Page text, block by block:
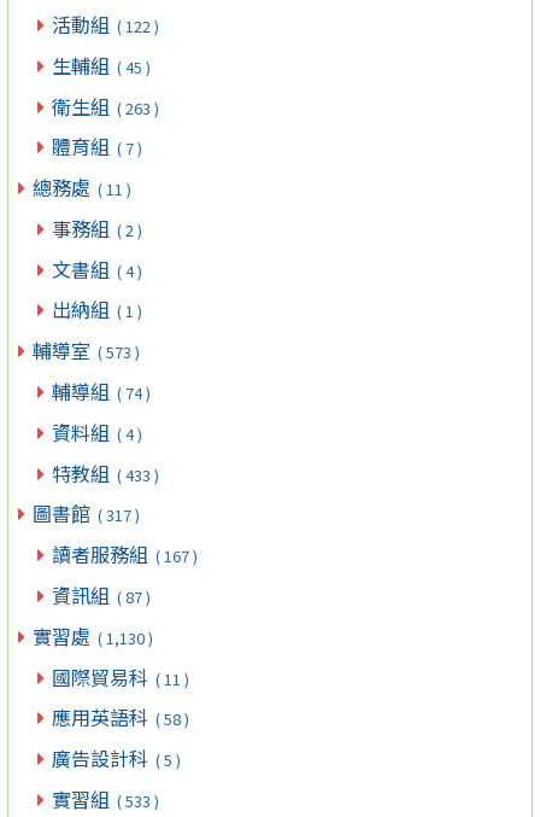
活動組 ( 122 )
生輔組 ( 45 )
衛生組 ( 263 )
體育組 ( 7 )
總務處 ( 11 )
事務組 ( 2 )
文書組 ( 4 )
出納組 ( 1 )
輔導室 ( 573 )
輔導組 ( 74 )
資料組 ( 4 )
特教組 ( 433 )
圖書館 ( 317 )
讀者服務組 ( 167 )
資訊組 ( 87 )
實習處 ( 1,130 )
國際貿易科 ( 11 )
應用英語科 ( 58 )
廣告設計科 ( 5 )
實習組 ( 533 )